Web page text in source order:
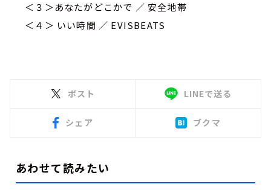
＜３＞あなたがどこかで ／ 安全地帯
＜４＞ いい時間 ／ EVISBEATS
ポスト LINEで送る
シェア ブクマ
あわせて読みたい